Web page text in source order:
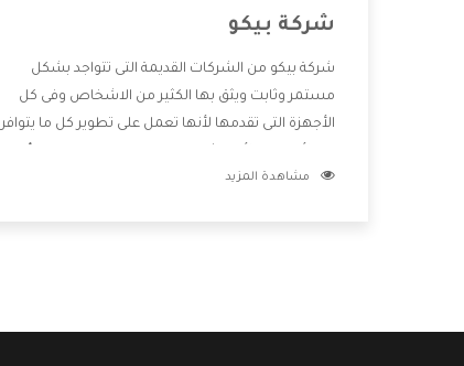
شركة بيكو
شركة بيكو من الشركات القديمة التى تتواجد بشكل
مستمر وثابت ويثق بها الكثير من الاشخاص وفى كل
الأجهزة التى تقدمها لأنها تعمل على تطوير كل ما يتوافر
خدمات ما بعد البيع مع المنتجات وتقدم للعملاء أقوى
مشاهدة المزيد